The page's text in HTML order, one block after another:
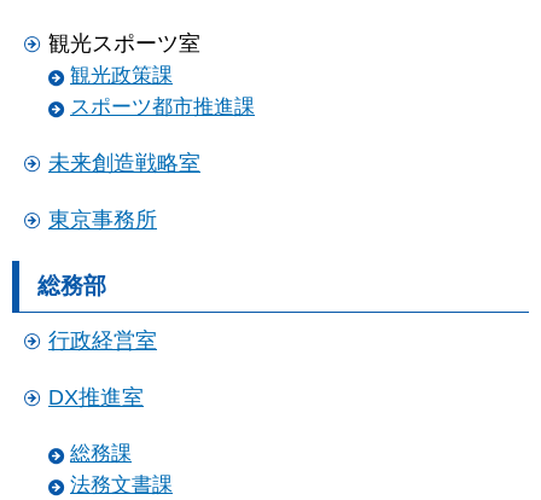
観光スポーツ室
観光政策課
スポーツ都市推進課
未来創造戦略室
東京事務所
総務部
行政経営室
DX推進室
総務課
法務文書課